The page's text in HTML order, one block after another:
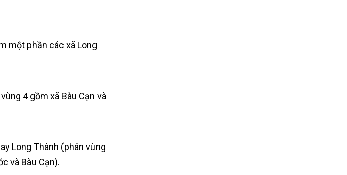
một phần các xã Long
4 gồm xã Bàu Cạn và
Long Thành (phân vùng
và Bàu Cạn).